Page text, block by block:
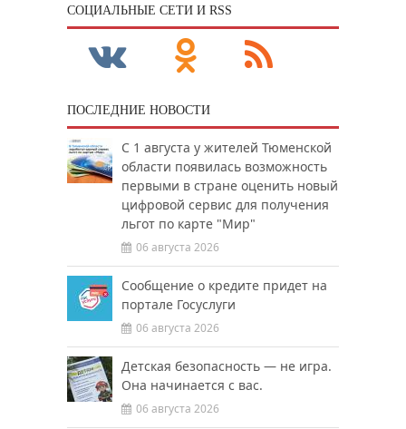
CОЦИАЛЬНЫЕ СЕТИ И RSS
ПОСЛЕДНИЕ НОВОСТИ
С 1 августа у жителей Тюменской
области появилась возможность
первыми в стране оценить новый
цифровой сервис для получения
льгот по карте "Мир"
06 августа 2026
Сообщение о кредите придет на
портале Госуслуги
06 августа 2026
Детская безопасность — не игра.
Она начинается с вас.
06 августа 2026